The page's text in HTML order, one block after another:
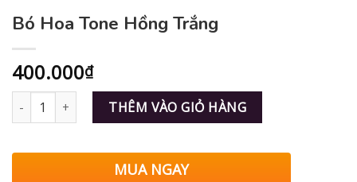
Bó Hoa Tone Hồng Trắng
400.000₫
Số lượng THÊM VÀO GIỎ HÀNG
MUA NGAY